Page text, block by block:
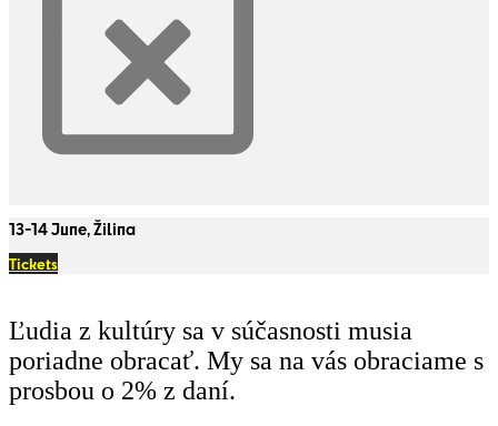
13-14 June, Žilina
Tickets
Ľudia z kultúry sa v súčasnosti musia
poriadne obracať. My sa na vás obraciame s
prosbou o 2% z daní.